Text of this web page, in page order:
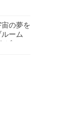
宙の夢を
ーム
ビ…